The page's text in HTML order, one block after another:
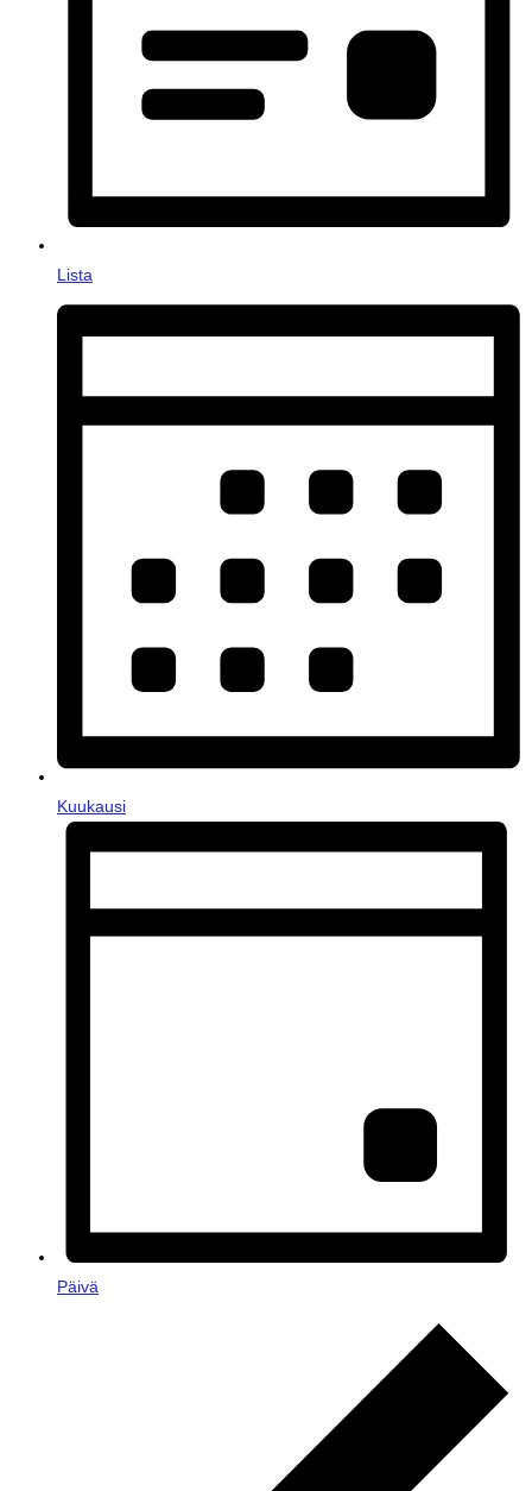
Lista
Kuukausi
Päivä